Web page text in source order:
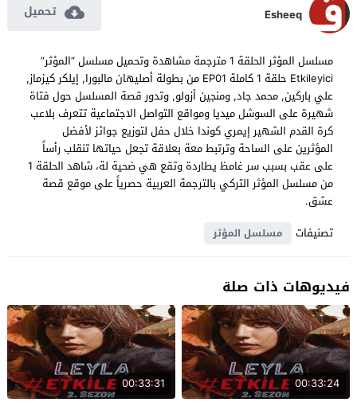
Esheeq تحميل
مسلسل المؤثر الحلقة 1 مترجمة مشاهدة وتحميل مسلسل “المؤثر”
Etkileyici حلقة 1 كاملة EP01 من بطولة أصليهان مالبورا, إيلكر كيزماز,
علي باركين, محمد جاد, ومنجين أزولو, وتدور قصة المسلسل حول فتاة
شهيرة على السوشل ميديا ومواقع التواصل الاجتماعية تتعرف بلاعب
كرة القدم الشهير إيمري كوندا خلال حفل لتوزيع جوائز لأفضل
المؤثرين على الساحة وترتبط معة بعلاقة تجعل حياتها تنقلب رأساً
على عقب بسبب سر غامظ يطاردة وتقع هي ضحية لة، شاهد الحلقة 1
من مسلسل المؤثر التركي بالترجمة العربية حصرياً على موقع قصة
عشق.
تصنيفات
مسلسل المؤثر
فيديوهات ذات صلة
00:33:24
00:33:31